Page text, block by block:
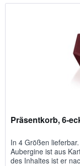
Präsentkorb, 6-
In 4 Größen
Aubergine ist aus
des Inhaltes ist er